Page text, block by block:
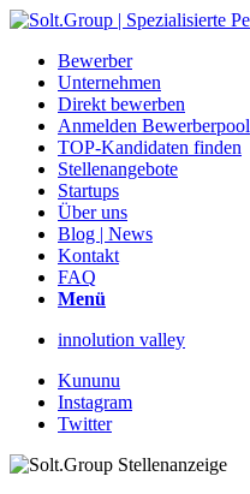
Bewerber
Unternehmen
Direkt bewerben
Anmelden Bewerberpool
TOP-Kandidaten finden
Stellenangebote
Startups
Über uns
Blog | News
Kontakt
FAQ
Menü
innolution valley
Kununu
Instagram
Twitter